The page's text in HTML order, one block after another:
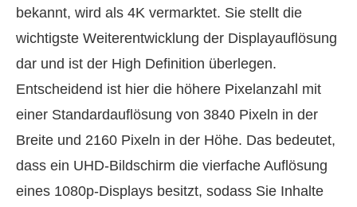
bekannt, wird als 4K vermarktet. Sie stellt die
wichtigste Weiterentwicklung der Displayauflösung
dar und ist der High Definition überlegen.
Entscheidend ist hier die höhere Pixelanzahl mit
einer Standardauflösung von 3840 Pixeln in der
Breite und 2160 Pixeln in der Höhe. Das bedeutet,
dass ein UHD-Bildschirm die vierfache Auflösung
eines 1080p-Displays besitzt, sodass Sie Inhalte